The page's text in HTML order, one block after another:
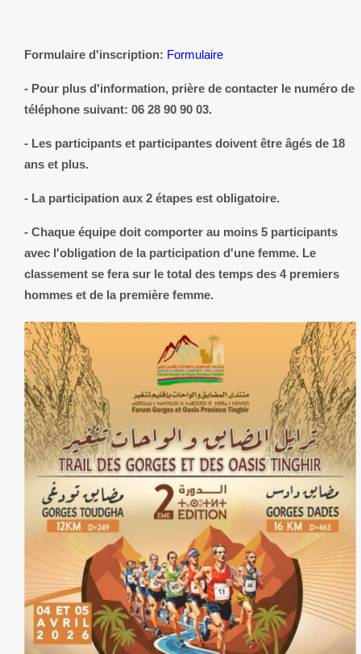
Formulaire d'inscription: Formulaire
- Pour plus d'information, prière de contacter le numéro de
téléphone suivant: 06 28 90 90 03.
- Les participants et participantes doivent être âgés de 18
ans et plus.
- La participation aux 2 étapes est obligatoire.
- Chaque équipe doit comporter au moins 5 participants
avec l'obligation de la participation d'une femme. Le
classement se fera sur le total des temps des 4 premiers
hommes et de la première femme.